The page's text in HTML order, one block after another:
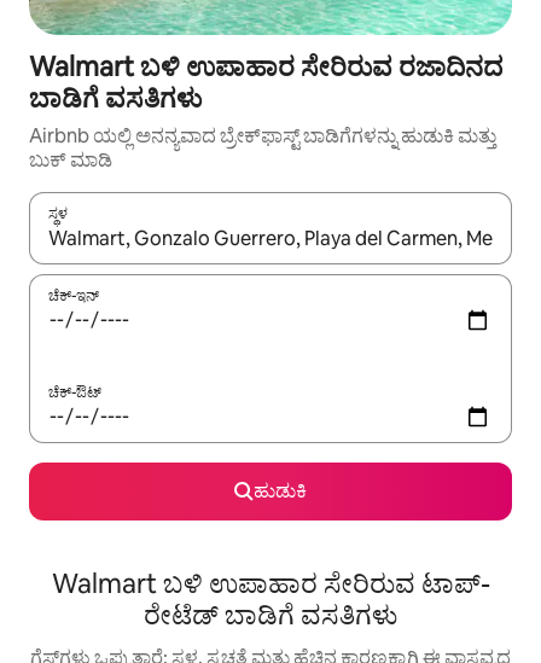
Walmart ಬಳಿ ಉಪಾಹಾರ ಸೇರಿರುವ ರಜಾದಿನದ
ಬಾಡಿಗೆ ವಸತಿಗಳು
Airbnb ಯಲ್ಲಿ ಅನನ್ಯವಾದ ಬ್ರೇಕ್‌ಫಾಸ್ಟ್‌ ಬಾಡಿಗೆಗಳನ್ನು ಹುಡುಕಿ ಮತ್ತು
ಬುಕ್ ಮಾಡಿ
ಸ್ಥಳ
ಫಲಿತಾಂಶಗಳು ಲಭ್ಯವಿರುವಾಗ, ಅಪ್ ಮತ್ತು ಡೌನ್ ಬಾಣದ ಕೀಲಿಗಳೊಂದಿಗೆ
ಚೆಕ್-ಇನ್
ಚೆಕ್-ಔಟ್
ಹುಡುಕಿ
Walmart ಬಳಿ ಉಪಾಹಾರ ಸೇರಿರುವ ಟಾಪ್-
ರೇಟೆಡ್ ಬಾಡಿಗೆ ವಸತಿಗಳು
ಗೆಸ್ಟ್‌ಗಳು ಒಪ್ಪುತ್ತಾರೆ: ಸ್ಥಳ, ಸ್ವಚ್ಛತೆ ಮತ್ತು ಹೆಚ್ಚಿನ ಕಾರಣಕ್ಕಾಗಿ ಈ ವಾಸ್ತವ್ಯದ